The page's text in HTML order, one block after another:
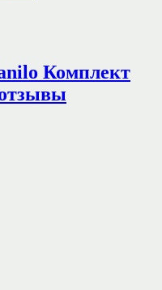
Комплект